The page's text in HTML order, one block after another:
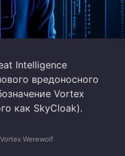
Intelligence
вредоносного
Vortex
как SkyCloak).
Vortex Werewolf